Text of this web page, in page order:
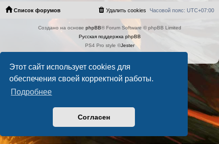
Этот сайт использует cookies для
обеспечения своей корректной работы.
Подробнее
Согласен
Список форумов Часовой пояс: UTC+07:00
Удалить cookies
Создано на основе phpBB® Forum Software © phpBB Limited
Русская поддержка phpBB
PS4 Pro style ©Jester